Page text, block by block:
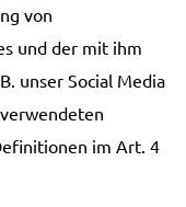
von
und der mit ihm
unser Social Media
im Art. 4